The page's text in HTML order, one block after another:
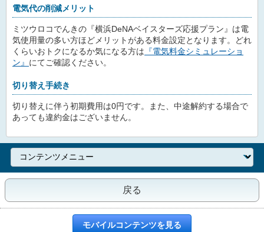
電気代の削減メリット
ミツウロコでんきの『横浜DeNAベイスターズ応援プラン』は電
気使用量の多い方ほどメリットがある料金設定となります。どれ
くらいおトクになるか気になる方は 『電気料金シミュレーショ
ン』 にてご確認ください。
切り替え手続き
切り替えに伴う初期費用は0円です。また、中途解約する場合で
あっても違約金はございません。
戻る
モバイルコンテンツを見る